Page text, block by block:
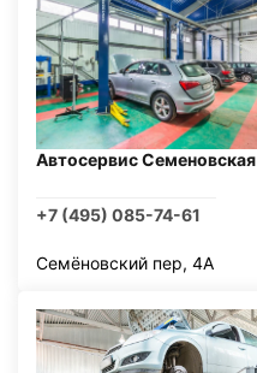
Автосервис Семеновская
+7 (495) 085-74-61
Семёновский пер, 4А